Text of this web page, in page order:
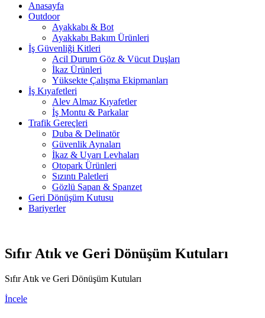
Anasayfa
Outdoor
Ayakkabı & Bot
Ayakkabı Bakım Ürünleri
İş Güvenliği Kitleri
Acil Durum Göz & Vücut Duşları
İkaz Ürünleri
Yüksekte Çalışma Ekipmanları
İş Kıyafetleri
Alev Almaz Kıyafetler
İş Montu & Parkalar
Trafik Gereçleri
Duba & Delinatör
Güvenlik Aynaları
İkaz & Uyarı Levhaları
Otopark Ürünleri
Sızıntı Paletleri
Gözlü Sapan & Spanzet
Geri Dönüşüm Kutusu
Bariyerler
Sıfır Atık ve Geri Dönüşüm Kutuları
Sıfır Atık ve Geri Dönüşüm Kutuları
İncele